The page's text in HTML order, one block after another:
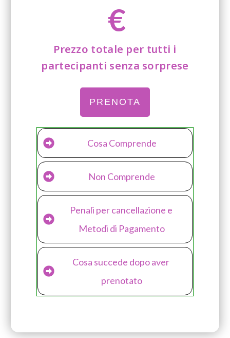
€
Prezzo totale per tutti i
partecipanti senza sorprese
PRENOTA
Cosa Comprende
Non Comprende
Penali per cancellazione e
Metodi di Pagamento
Cosa succede dopo aver
prenotato